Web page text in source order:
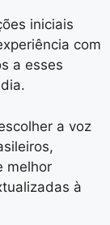
iniciais
com
a esses
a voz
melhor
à